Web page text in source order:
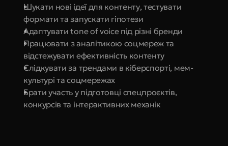
Шукати нові ідеї для контенту, тестувати
формати та запускати гіпотези
Адаптувати tone of voice під різні бренди
Працювати з аналітикою соцмереж та
відстежувати ефективність контенту
Слідкувати за трендами в кіберспорті, мем-
культурі та соцмережах
Брати участь у підготовці спецпроєктів,
конкурсів та інтерактивних механік